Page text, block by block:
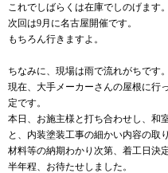
これでしばらくは在庫でしのげます。
次回は9月に名古屋開催です。
もちろん行きますよ。
ちなみに、現場は雨で流れがちです。
現在、大手メーカーさんの屋根に行
定です。
本日、お施主様と打ち合わせし、和
と、内装塗装工事の細かい内容の取
材料等の納期わかり次第、着工日決
半年程、お待たせしました。